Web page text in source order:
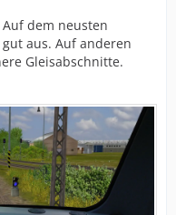
dem neusten
aus. Auf anderen
Gleisabschnitte.